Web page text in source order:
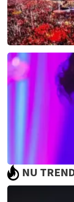
Toppers In
Bouke And
NU